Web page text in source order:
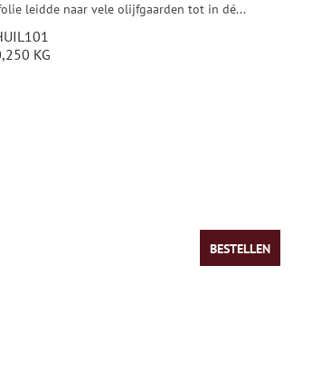
leidde naar vele olijfgaarden tot in dé...
KG
BESTELLEN